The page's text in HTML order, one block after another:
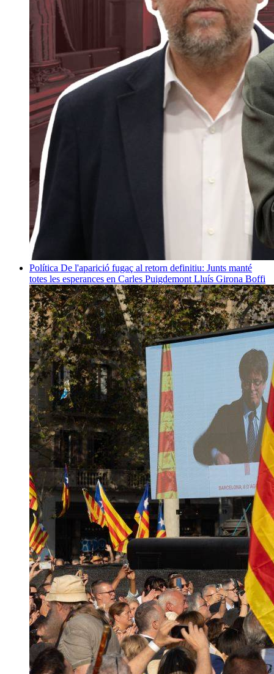
Política De l'aparició fugaç al retorn definitiu: Junts manté
totes les esperances en Carles Puigdemont Lluís Girona Boffi